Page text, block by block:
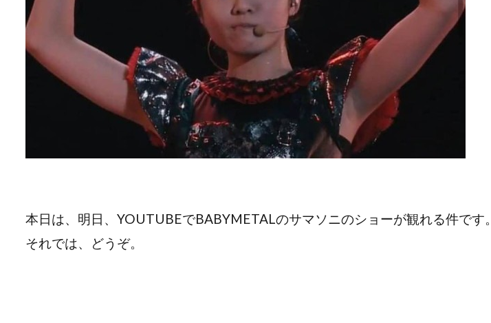
本日は、明日、YOUTUBEでBABYMETALのサマソニのショーが観れる件です。
それでは、どうぞ。